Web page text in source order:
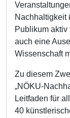
Nachhaltigkeit
Publikum
auch eine
Wissenschaft
Zu diesem
„NÖKU-
Leitfaden für
40